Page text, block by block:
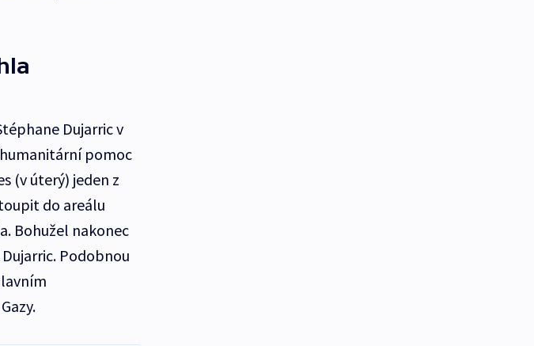
Dujarric v
pomoc
(v úterý) jeden z
do areálu
Bohužel nakonec
Podobnou